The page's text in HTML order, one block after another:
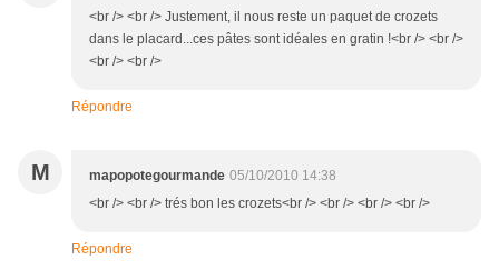
<br /> <br /> Justement, il nous reste un paquet de crozets
dans le placard...ces pâtes sont idéales en gratin !<br /> <br />
<br /> <br />
Répondre
M mapopotegourmande 05/10/2010 14:38
<br /> <br /> trés bon les crozets<br /> <br /> <br /> <br />
Répondre